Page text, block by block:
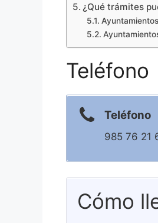
¿Qué trámites
Teléfono
Teléfono
985 76 21
Cómo